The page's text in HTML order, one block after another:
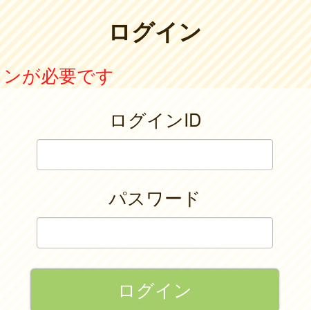
ログイン
が必要です
ログインID
パスワード